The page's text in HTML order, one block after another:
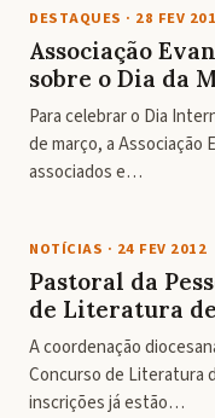
DESTAQUES · 28 FEV
Associação
sobre o Dia da
Para celebrar o Dia
de março, a Associação
associados e…
NOTÍCIAS · 24 FEV 2012
Pastoral da
de Literatura
A coordenação
Concurso de Literatura
inscrições já estão…